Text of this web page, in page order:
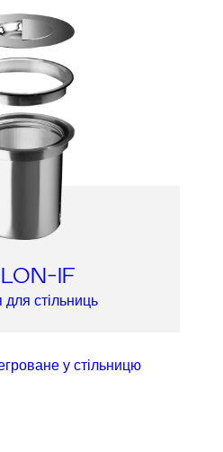
IF
стільниць
у стільницю